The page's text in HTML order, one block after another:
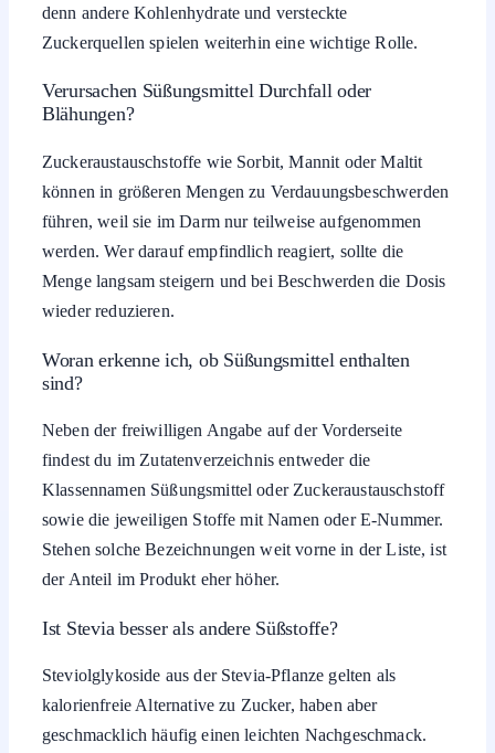
denn andere Kohlenhydrate und versteckte
Zuckerquellen spielen weiterhin eine wichtige Rolle.
Verursachen Süßungsmittel Durchfall oder
Blähungen?
Zuckeraustauschstoffe wie Sorbit, Mannit oder Maltit
können in größeren Mengen zu Verdauungsbeschwerden
führen, weil sie im Darm nur teilweise aufgenommen
werden. Wer darauf empfindlich reagiert, sollte die
Menge langsam steigern und bei Beschwerden die Dosis
wieder reduzieren.
Woran erkenne ich, ob Süßungsmittel enthalten
sind?
Neben der freiwilligen Angabe auf der Vorderseite
findest du im Zutatenverzeichnis entweder die
Klassennamen Süßungsmittel oder Zuckeraustauschstoff
sowie die jeweiligen Stoffe mit Namen oder E-Nummer.
Stehen solche Bezeichnungen weit vorne in der Liste, ist
der Anteil im Produkt eher höher.
Ist Stevia besser als andere Süßstoffe?
Steviolglykoside aus der Stevia-Pflanze gelten als
kalorienfreie Alternative zu Zucker, haben aber
geschmacklich häufig einen leichten Nachgeschmack.